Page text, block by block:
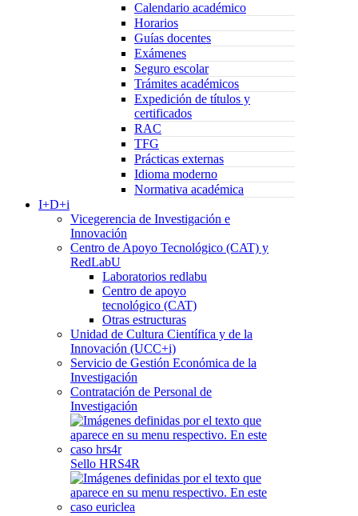
Calendario académico
Horarios
Guías docentes
Exámenes
Seguro escolar
Trámites académicos
Expedición de títulos y
certificados
RAC
TFG
Prácticas externas
Idioma moderno
Normativa académica
I+D+i
Vicegerencia de Investigación e
Innovación
Centro de Apoyo Tecnológico (CAT) y
RedLabU
Laboratorios redlabu
Centro de apoyo
tecnológico (CAT)
Otras estructuras
Unidad de Cultura Científica y de la
Innovación (UCC+i)
Servicio de Gestión Económica de la
Investigación
Contratación de Personal de
Investigación
Sello HRS4R